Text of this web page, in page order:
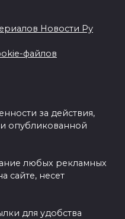
Новости Ру
файлов
за действия,
опубликованной
любых рекламных
сайте, несет
для удобства